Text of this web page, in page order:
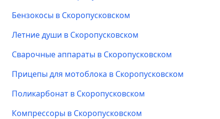
Бензокосы в Скоропусковском
Летние души в Скоропусковском
Сварочные аппараты в Скоропусковском
Прицепы для мотоблока в Скоропусковском
Поликарбонат в Скоропусковском
Компрессоры в Скоропусковском